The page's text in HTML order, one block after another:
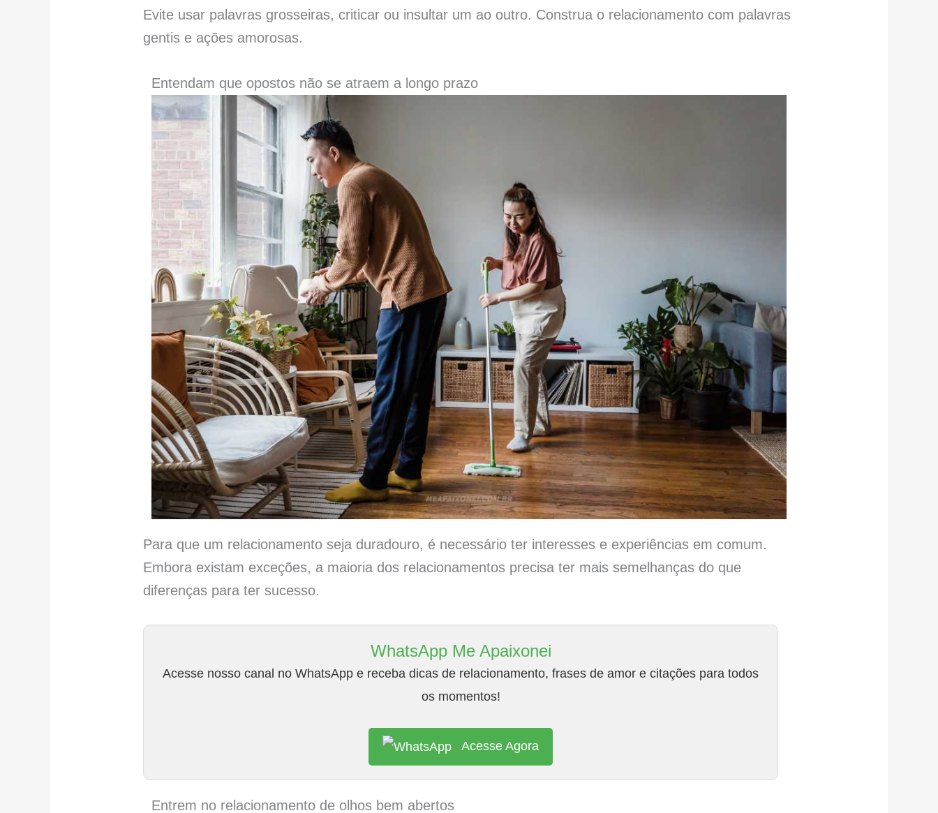
Evite usar palavras grosseiras, criticar ou insultar um ao outro. Construa o relacionamento com palavras
gentis e ações amorosas.
Entendam que opostos não se atraem a longo prazo
Para que um relacionamento seja duradouro, é necessário ter interesses e experiências em comum.
Embora existam exceções, a maioria dos relacionamentos precisa ter mais semelhanças do que
diferenças para ter sucesso.
WhatsApp Me Apaixonei
Acesse nosso canal no WhatsApp e receba dicas de relacionamento, frases de amor e citações para todos
os momentos!
Acesse Agora
Entrem no relacionamento de olhos bem abertos